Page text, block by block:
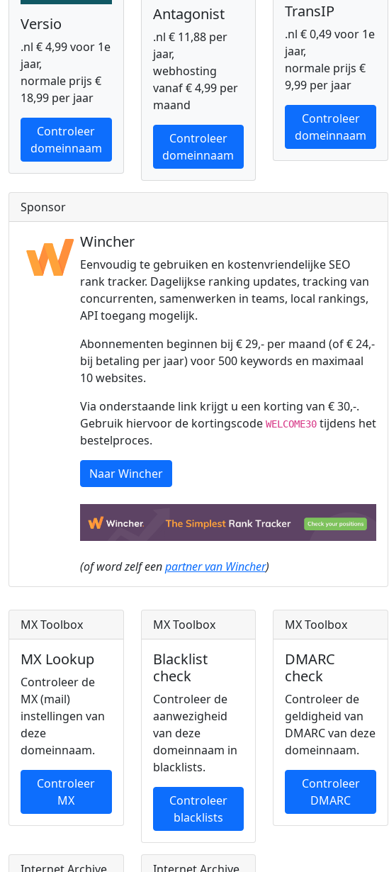
Versio
.nl € 4,99 voor 1e
jaar,
normale prijs €
18,99 per jaar
Controleer
domeinnaam
Antagonist
.nl € 11,88 per
jaar,
webhosting
vanaf € 4,99 per
maand
Controleer
domeinnaam
TransIP
.nl € 0,49 voor 1e
jaar,
normale prijs €
9,99 per jaar
Controleer
domeinnaam
Sponsor
Wincher
Eenvoudig te gebruiken en kostenvriendelijke SEO
rank tracker. Dagelijkse ranking updates, tracking van
concurrenten, samenwerken in teams, local rankings,
API toegang mogelijk.
Abonnementen beginnen bij € 29,- per maand (of € 24,-
bij betaling per jaar) voor 500 keywords en maximaal
10 websites.
Via onderstaande link krijgt u een korting van € 30,-.
Gebruik hiervoor de kortingscode WELCOME30tijdens het
bestelproces.
Naar Wincher
(of word zelf eenpartner van Wincher)
MX Toolbox
MX Lookup
Controleer de
MX (mail)
instellingen van
deze
domeinnaam.
Controleer
MX
MX Toolbox
Blacklist
check
Controleer de
aanwezigheid
van deze
domeinnaam in
blacklists.
Controleer
blacklists
MX Toolbox
DMARC
check
Controleer de
geldigheid van
DMARC van deze
domeinnaam.
Controleer
DMARC